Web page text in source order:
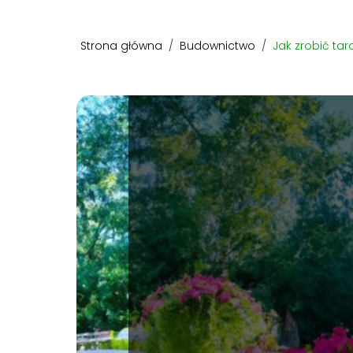
Strona główna / Budownictwo / Jak zrobić